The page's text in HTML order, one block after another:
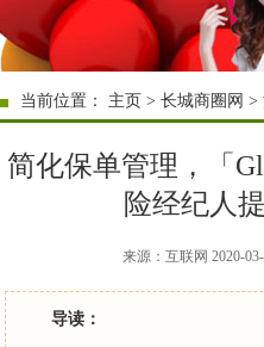
当前位置： 主页 >长城商圈网 >
简化保单管理，「
险经纪人
来源：互联网 2020-
导读：